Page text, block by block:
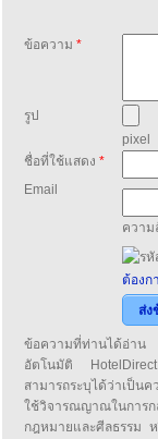
ข้อความ *
รูป
pixel
ชื่อที่ใช้แสดง *
Email
ความ
ต้องก
ส่ง
ข้อความที่ท่านได้อ่าน
อัตโนมัติ
สามารถระบุได้ว่าเป็น
ใช้วิจารณญาณในกา
กฎหมายและศีลธรรม